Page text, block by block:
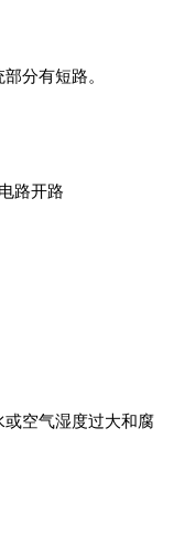
分有短路。
路开路
空气湿度过大和腐